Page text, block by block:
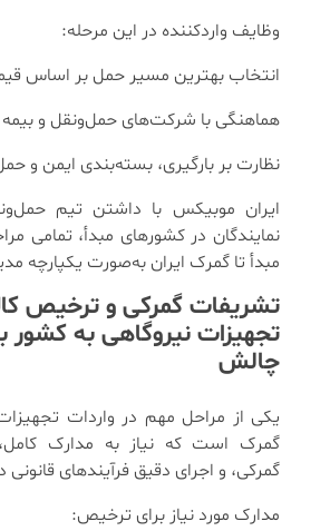
وظایف واردکننده در این مرحله:
انتخاب بهترین مسیر حمل بر اساس
هماهنگی با شرکت‌های حمل‌ونقل و بیمه
نظارت بر بارگیری، بسته‌بندی ایمن و
ایران موبیکس با داشتن تیم
نمایندگان در کشورهای مبدأ، تمامی
مبدأ تا گمرک ایران به‌صورت یکپارچه
تشریفات گمرکی و ترخیص
تجهیزات نیروگاهی به کشور
چالش
یکی از مراحل مهم در واردات
گمرک است که نیاز به مدارک
گمرکی، و اجرای دقیق فرآیندهای قانونی
مدارک مورد نیاز برای ترخیص: